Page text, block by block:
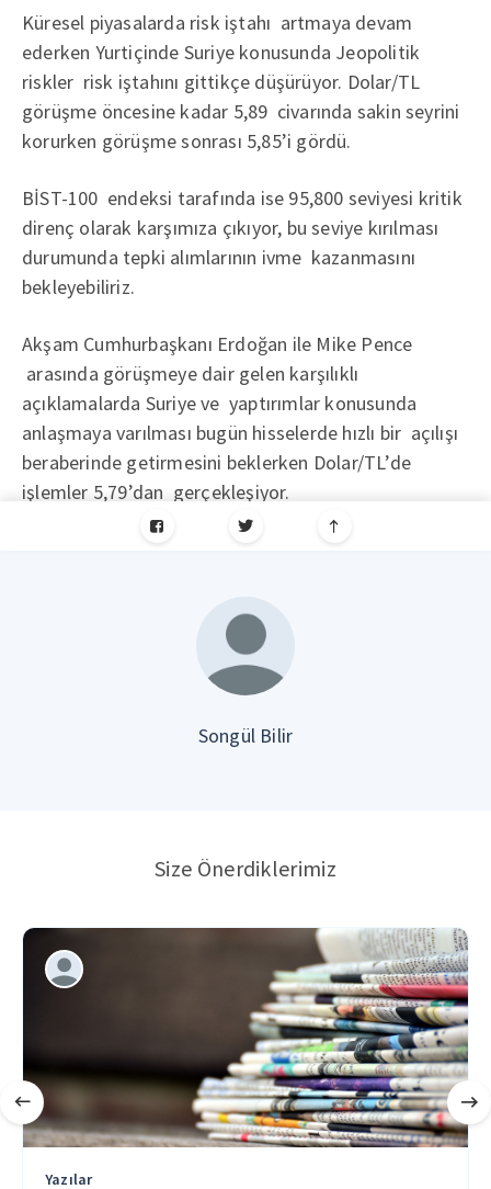
Küresel piyasalarda risk iştahı artmaya devam
ederken Yurtiçinde Suriye konusunda Jeopolitik
riskler risk iştahını gittikçe düşürüyor. Dolar/TL
görüşme öncesine kadar 5,89 civarında sakin seyrini
korurken görüşme sonrası 5,85’i gördü.
BİST-100 endeksi tarafında ise 95,800 seviyesi kritik
direnç olarak karşımıza çıkıyor, bu seviye kırılması
durumunda tepki alımlarının ivme kazanmasını
bekleyebiliriz.
Akşam Cumhurbaşkanı Erdoğan ile Mike Pence
arasında görüşmeye dair gelen karşılıklı
açıklamalarda Suriye ve yaptırımlar konusunda
anlaşmaya varılması bugün hisselerde hızlı bir açılışı
beraberinde getirmesini beklerken Dolar/TL’de
işlemler 5,79’dan gerçekleşiyor.
Songül Bilir
Size Önerdiklerimiz
Yazılar